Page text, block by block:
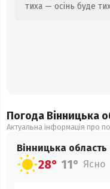
тиха — осінь буде
Погода Вінницька
Актуальна інформація про
Вінницька область
28° 11° Ясно